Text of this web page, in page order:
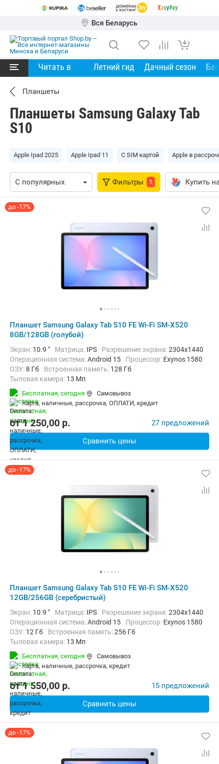
Вся Беларусь
Читать в Летний гид Дачный сезон
Планшеты
Планшеты Samsung Galaxy Tab
S10
Apple Ipad 2025 Apple Ipad 11 С SIM картой Apple в
Фильтры 1 Купить
до -17%
Планшет Samsung Galaxy Tab S10 FE Wi-Fi SM-X520
8GB/128GB (голубой)
Экран: 10.9 " Матрица: IPS Разрешение экрана:2304x1440
Операционная система:Android 15 Процессор: Exynos 1580​
ОЗУ:8 Гб Встроенная память: 128 Гб
Тыловая камера: 13 Мп
Беспроводная связь:
Комплектация:
Перо (стилус)
Бесплатная, сегодня
Самовывоз
карта, наличные, рассрочка, ОПЛАТИ, кредит
от1 250,00 p. 27 предложений
Сравнить цены
до -17%
Планшет Samsung Galaxy Tab S10 FE Wi-Fi SM-X520
12GB/256GB (серебристый)
Экран: 10.9 " Матрица: IPS Разрешение экрана:2304x1440
Операционная система:Android 15 Процессор: Exynos 1580​
ОЗУ: 12 Гб Встроенная память:256 Гб
Тыловая камера: 13 Мп
Беспроводная связь:
Комплектация:
Перо (стилус)
Бесплатная, сегодня
Самовывоз
карта, наличные, рассрочка, кредит
от1 550,00 p. 15 предложений
Сравнить цены
до -17%